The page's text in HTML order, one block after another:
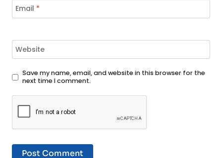
Email *
Website
Save my name, email, and website in this browser for the
next time I comment.